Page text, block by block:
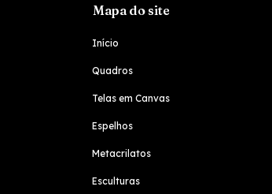
Mapa do site
Início
Quadros
Telas em Canvas
Espelhos
Metacrilatos
Esculturas